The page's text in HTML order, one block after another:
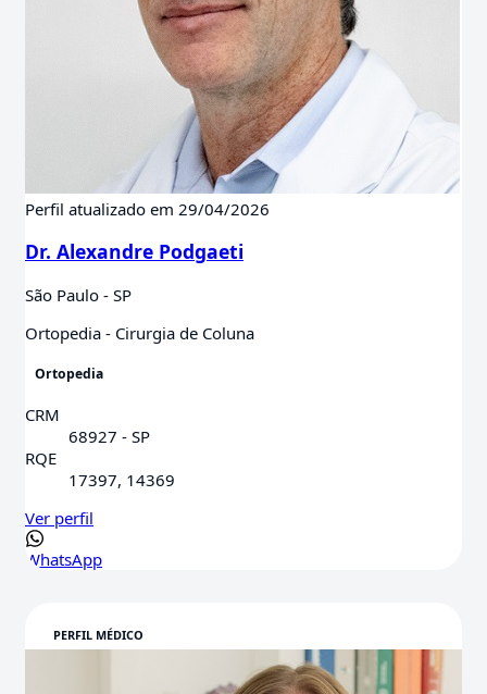
Perfil atualizado em 29/04/2026
Dr. Alexandre Podgaeti
São Paulo - SP
Ortopedia - Cirurgia de Coluna
Ortopedia
CRM
68927 - SP
RQE
17397, 14369
Ver perfil
WhatsApp